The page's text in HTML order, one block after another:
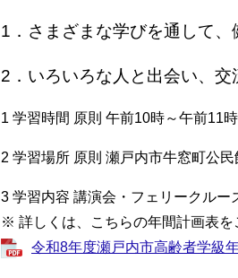
1．さまざまな学びを通して
2．いろいろな人と出会い、
1 学習時間 原則 午前10時～午前11
2 学習場所 原則 瀬戸内市牛窓町公
3 学習内容 講演会・フェリークルー
※ 詳しくは、こちらの年間計画表を
令和8年度瀬戸内市高齢者学級